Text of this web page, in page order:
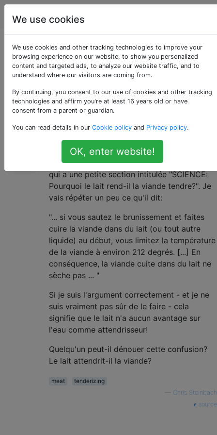
Cuisine
Le lait attendrit-il la
viande?
15 Dansune autre question,
Cela a généré un certain scepticisme, donc je
pense qu'il vaut la peine de sortir la question.
L'idée est venue de "The New Best Recipe"
qui a une petite section intitulée "SCIENCE:
Pourquoi le lait rend-il la viande tendre?". Je
vais répéter un peu ce qu'il dit:
"... si vous sautez le brunissement et faites
cuire la viande dans du lait (ou tout autre
liquide) au début, vous limitez la température
de la viande à environ 212 degrés. [...] En
conséquence, la viande cuite dans du lait ne
sèche pas ... "
Si je suis l'argument correctement - et je ne
suis vraiment pas sûr de le faire - cela
signifie que le lait n'a aucun avantage sur
l'eau comme attendrisseur!
Quelqu'un peut-il dénouer cette confusion?
Le lait attendrit-il la viande?
meat
tenderizing
Chris Steinbach
source
We use cookies
We use cookies and other tracking technologies to improve your
browsing experience on our website, to show you personalized
content and targeted ads, to analyze our website traffic, and to
understand where our visitors are coming from.
By continuing, you consent to our use of cookies and other tracking
technologies and affirm you're at least 16 years old or have
consent from a parent or guardian.
You can read details in our Cookie policy and Privacy policy.
OK, enter website!